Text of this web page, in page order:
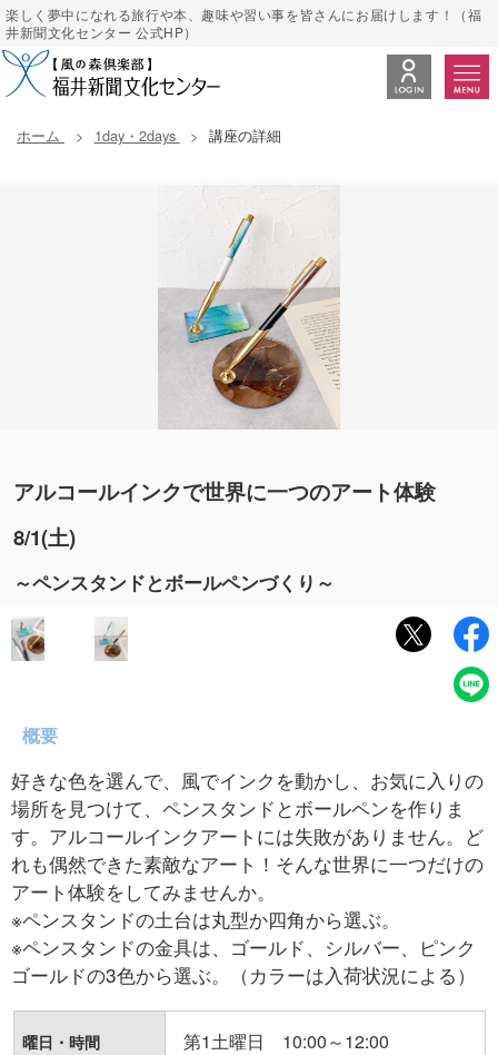
楽しく夢中になれる旅行や本、趣味や習い事を皆さんにお届けします！（福
井新聞文化センター 公式HP）
ホーム 1day・2days 講座の詳細
アルコールインクで世界に一つのアート体験
8/1(土)
～ペンスタンドとボールペンづくり～
概要
好きな色を選んで、風でインクを動かし、お気に入りの
場所を見つけて、ペンスタンドとボールペンを作りま
す。アルコールインクアートには失敗がありません。ど
れも偶然できた素敵なアート！そんな世界に一つだけの
アート体験をしてみませんか。
※ペンスタンドの土台は丸型か四角から選ぶ。
※ペンスタンドの金具は、ゴールド、シルバー、ピンク
ゴールドの3色から選ぶ。（カラーは入荷状況による）
曜日・時間 第1土曜日 10:00～12:00